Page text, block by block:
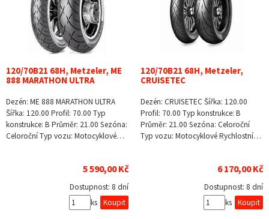
120/70B21 68H, Metzeler, ME
888 MARATHON ULTRA
Dezén: ME 888 MARATHON ULTRA
Šířka: 120.00 Profil: 70.00 Typ
konstrukce: B Průměr: 21.00 Sezóna:
Celoroční Typ vozu: Motocyklové…
5 590,00 Kč
Dostupnost: 8 dní
ks
120/70B21 68H, Metzeler,
CRUISETEC
Dezén: CRUISETEC Šířka: 120.00
Profil: 70.00 Typ konstrukce: B
Průměr: 21.00 Sezóna: Celoroční
Typ vozu: Motocyklové Rychlostní…
6 170,00 Kč
Dostupnost: 8 dní
ks